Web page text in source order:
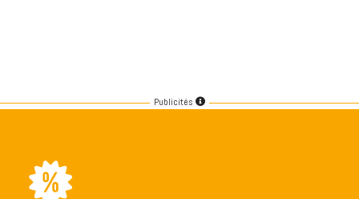
Publicités